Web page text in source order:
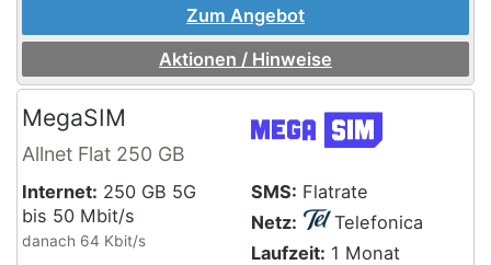
Zum Angebot
Aktionen / Hinweise
MegaSIM
Allnet Flat 250 GB
Internet: 250 GB 5G
bis 50 Mbit/s
danach 64 Kbit/s
SMS: Flatrate
Netz:
Telefonica
Laufzeit: 1 Monat